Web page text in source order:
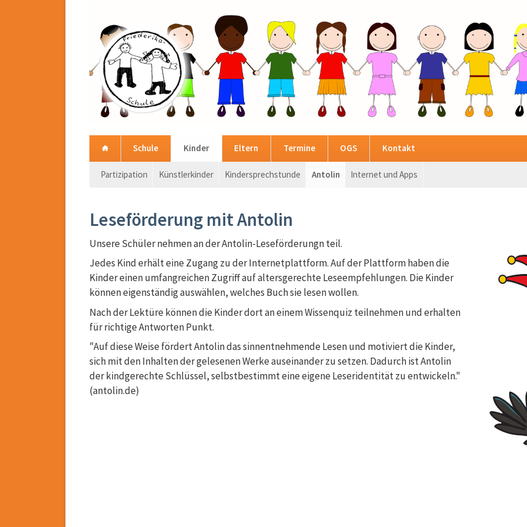
überspringen
Schule Kinder Eltern Termine OGS Kontakt
Navigation
überspringen
Partizipation Künstlerkinder Kindersprechstunde Antolin Internet und Apps
Leseförderung mit Antolin
Unsere Schüler nehmen an der Antolin-Leseförderungn teil.
Jedes Kind erhält eine Zugang zu der Internetplattform. Auf der Plattform haben die
Kinder einen umfangreichen Zugriff auf altersgerechte Leseempfehlungen. Die Kinder
können eigenständig auswählen, welches Buch sie lesen wollen.
Nach der Lektüre können die Kinder dort an einem Wissenquiz teilnehmen und erhalten
für richtige Antworten Punkt.
"Auf diese Weise fördert Antolin das sinnentnehmende Lesen und motiviert die Kinder,
sich mit den Inhalten der gelesenen Werke auseinander zu setzen. Dadurch ist Antolin
der kindgerechte Schlüssel, selbstbestimmt eine eigene Leseridentität zu entwickeln."
(antolin.de)